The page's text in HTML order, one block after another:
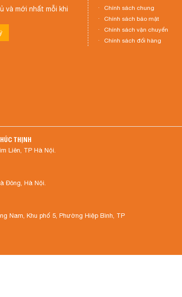
và mới nhất mỗi khi
Chính sách chung
Chính sách bảo mật
Chính sách vận chuyển
Chính sách đổi hàng
THỊNH
Liên, TP Hà Nội.
Đông, Hà Nội.
Nam, Khu phố 5, Phường Hiệp Bình, TP